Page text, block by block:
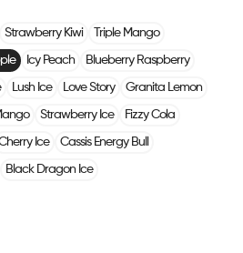
Strawberry Kiwi Triple Mango
Icy Peach Blueberry Raspberry
Lush Ice Love Story Granita Lemon
Strawberry Ice Fizzy Cola
Ice Cassis Energy Bull
Black Dragon Ice